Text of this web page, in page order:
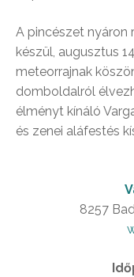
A pincészet nyáron
készül, augusztus
meteorrajnak
domboldalról
élményt kínáló
és zenei aláfestés
8257